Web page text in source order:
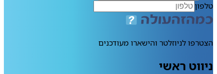
לניוזלטר והישארו מעודכנים
ראשי